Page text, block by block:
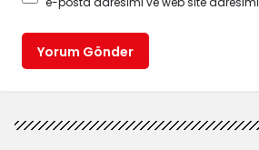
Yorum Gönder